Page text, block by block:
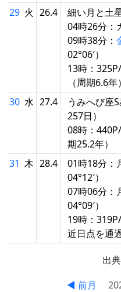
29 火 26.4
細い月と土
04時26分：
09時38分：
02°06′）
13時：
（周期6.6年）
30 水 27.4
うみへび座
257日）
08時：
期25.2年）
31 木 28.4
01時18分：
04°12′）
07時06分：
04°09′）
19時：
近日点を通
出典
◀ 前月